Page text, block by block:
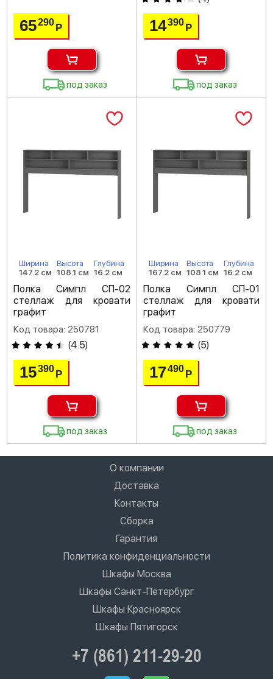
65290Р
под заказ
14390 Р
под заказ
Ширина
147.2 см
Высота
108.1 см
Глубина
16.2 см
Полка Симпл СП-02
стеллаж для кровати
графит
Код товара: 250781
(4.5)
15390Р
под заказ
Ширина
167.2 см
Высота
108.1 см
Глубина
16.2 см
Полка Симпл СП-01
стеллаж для кровати
графит
Код товара: 250779
(5)
17490 Р
под заказ
О компании
Доставка
Контакты
Сборка
Гарантия
Политика конфиденциальности
Шкафы Москва
Шкафы Санкт-Петербург
Шкафы Красноярск
Шкафы Пятигорск
+7 (861) 211-29-20